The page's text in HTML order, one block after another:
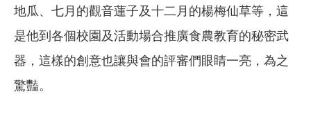
地瓜、七月的觀音蓮子及十二月的楊梅仙草等，這
是他到各個校園及活動場合推廣食農教育的秘密武
器，這樣的創意也讓與會的評審們眼睛一亮，為之
驚豔。